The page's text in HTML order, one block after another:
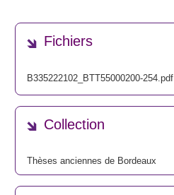
Fichiers
B335222102_BTT55000200-254.pdf
Collection
Thèses anciennes de Bordeaux